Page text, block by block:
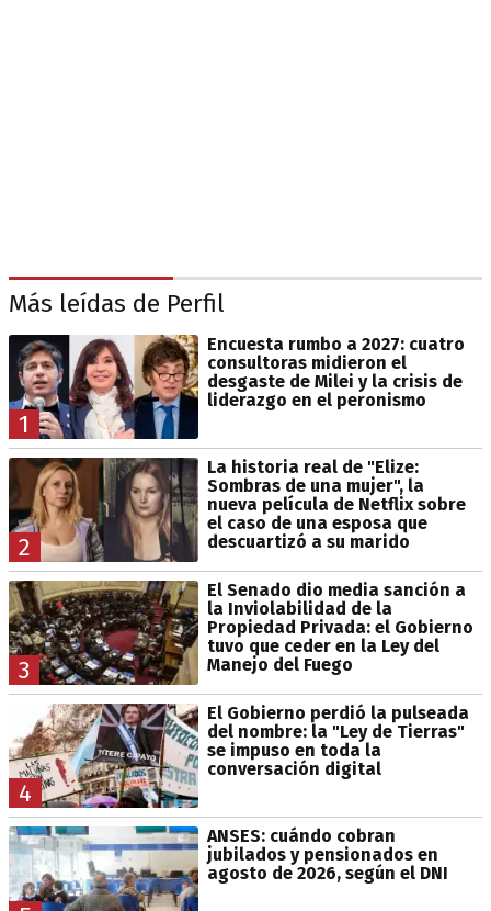
Más leídas de Perfil
1
Encuesta rumbo a 2027: cuatro
consultoras midieron el
desgaste de Milei y la crisis de
liderazgo en el peronismo
2
La historia real de "Elize:
Sombras de una mujer", la
nueva película de Netflix sobre
el caso de una esposa que
descuartizó a su marido
3
El Senado dio media sanción a
la Inviolabilidad de la
Propiedad Privada: el Gobierno
tuvo que ceder en la Ley del
Manejo del Fuego
4
El Gobierno perdió la pulseada
del nombre: la "Ley de Tierras"
se impuso en toda la
conversación digital
ANSES: cuándo cobran
jubilados y pensionados en
agosto de 2026, según el DNI